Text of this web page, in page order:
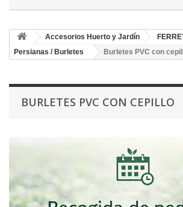
Accesorios Huerto y Jardín
Persianas / Burletes
Burletes PVC con
BURLETES PVC CON CEPILLO